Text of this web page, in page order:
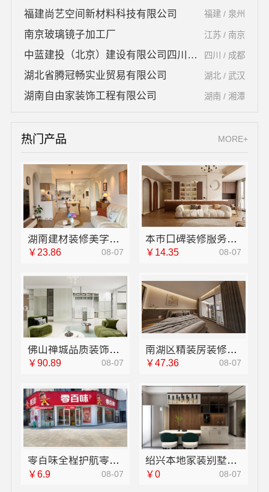
福建尚艺空间新材料科技有限公司 福建 / 泉州
南京玻璃镜子加工厂 江苏 / 南京
中蓝建投（北京）建设有限公司四川第一分公司 四川 / 成都
湖北省腾冠畅实业贸易有限公司 湖北 / 武汉
湖南自由家装饰工程有限公司 湖南 / 湘潭
热门产品 MORE+
湖南建材装修美学筑家建材有限公司怎么选
￥23.86 08-07
本市口碑装修服务实惠，嘉兴绿色之家建材科技有限公司
￥14.35 08-07
佛山禅城品质装饰家装施工认准佛山市雅居美家建筑装饰工程有限公司
￥90.89 08-07
南湖区精装房装修怎么样，嘉兴家美建材科技有限公司解答
￥47.36 08-07
零百味全程护航零食硬折扣线上线下联动
￥6.9 08-07
绍兴本地家装别墅，绍兴卓鑫装饰材料有限公司匠心打造
￥0 08-07